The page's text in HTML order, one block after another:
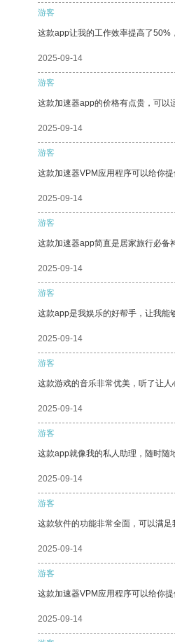
游客
这款app让我的工作效率提高了50%
2025-09-14
游客
这款加速器app的价格有点贵，可以
2025-09-14
游客
这款加速器VPM应用程序可以给你
2025-09-14
游客
这款加速器app简直是居家旅行必备
2025-09-14
游客
这款app是我娱乐的好帮手，让我能
2025-09-14
游客
这款游戏的音乐非常优美，听了让人
2025-09-14
游客
这款app就像我的私人助理，随时随
2025-09-14
游客
这款软件的功能非常全面，可以满足
2025-09-14
游客
这款加速器VPM应用程序可以给你提
2025-09-14